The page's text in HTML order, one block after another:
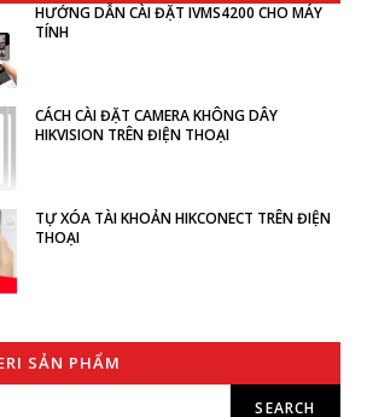
HƯỚNG DẪN CÀI ĐẶT IVMS4200 CHO MÁY
TÍNH
CÁCH CÀI ĐẶT CAMERA KHÔNG DÂY
HIKVISION TRÊN ĐIỆN THOẠI
TỰ XÓA TÀI KHOẢN HIKCONECT TRÊN ĐIỆN
THOẠI
SẢN PHẨM